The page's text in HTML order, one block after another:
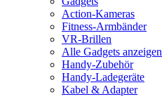
Action-Kameras
Fitness-Armbänder
VR-Brillen
Alle Gadgets anzeigen
Handy-Zubehör
Handy-Ladegeräte
Kabel & Adapter